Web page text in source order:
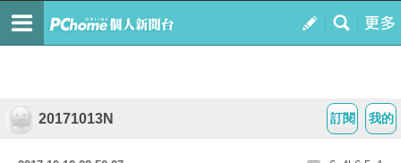
我的
訂閱
20171013N